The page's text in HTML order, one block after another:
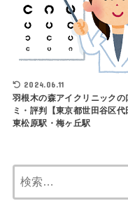
2024.06.11
羽根木の森アイクリニックの
ミ・評判【東京都世田谷区代
東松原駅・梅ヶ丘駅